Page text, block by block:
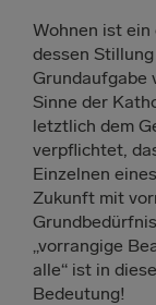
Wohnen ist ein
dessen
Grundaufgabe
Sinne der
letztlich dem
verpflichtet,
Einzelnen
Zukunft mit
„vorrangige
alle“ ist in
Bedeutung!